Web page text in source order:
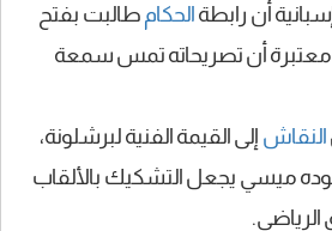
أن رابطة الحكام طالبت بفتح
معتبرة أن تصريحاته تمس سمعة
النقاش إلى القيمة الفنية لبرشلونة،
ميسي يجعل التشكيك بالألقاب